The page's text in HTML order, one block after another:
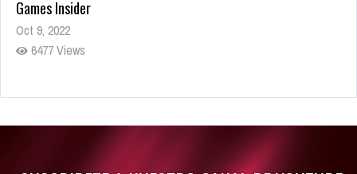
Games Insider
Oct 9, 2022
6477 Views
Rumor: Se filtran los primeros detalles de Resident Evil 9